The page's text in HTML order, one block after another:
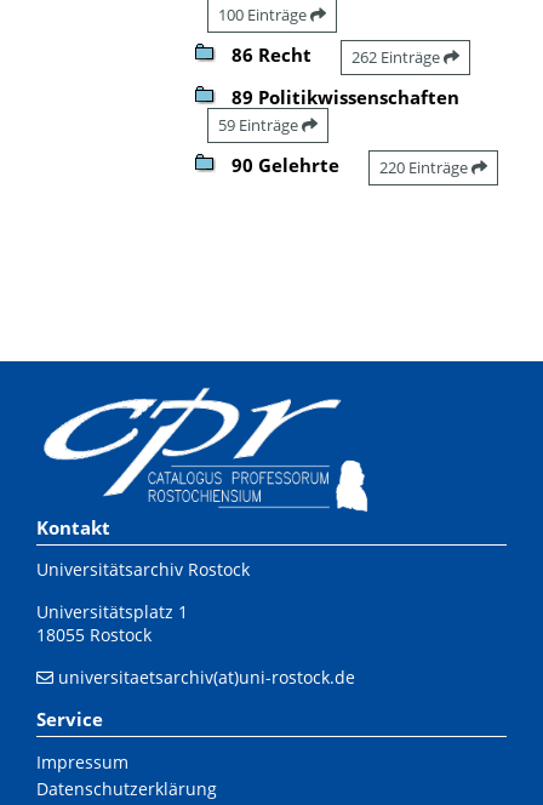
100 Einträge
86 Recht 262 Einträge
89 Politikwissenschaften
59 Einträge
90 Gelehrte 220 Einträge
Kontakt
Universitätsarchiv Rostock
Universitätsplatz 1
18055 Rostock
universitaetsarchiv(at)uni-rostock.de
Service
Impressum
Datenschutzerklärung